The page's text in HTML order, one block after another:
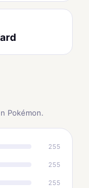
Pokémon.
255
255
255